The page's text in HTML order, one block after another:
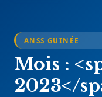
ANSS GUINÉE
Mois :
2023</